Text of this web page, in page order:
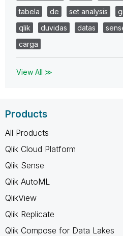
tabela
de set analysis
qlik
duvidas datas
carga
View All ≫
Products
All Products
Qlik Cloud Platform
Qlik Sense
Qlik AutoML
QlikView
Qlik Replicate
Qlik Compose for Data Lakes